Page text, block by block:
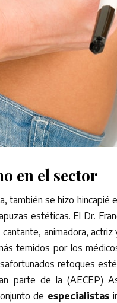
en el sector
también se hizo hincapié
estéticas. El Dr.
cantante, animadora, actriz
temidos por los
retoques
parte de la (AECEP)
de especialistas